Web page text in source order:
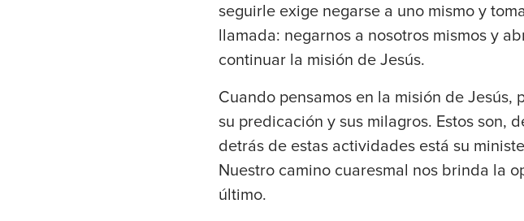
seguirle exige negarse a uno mismo y
llamada: negarnos a nosotros mismos y
continuar la misión de Jesús.
Cuando pensamos en la misión de Jesús,
su predicación y sus milagros. Estos son,
detrás de estas actividades está su
Nuestro camino cuaresmal nos brinda la
último.